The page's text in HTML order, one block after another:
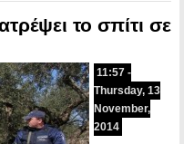
το σπίτι σε
11:57 -
Thursday, 13
November,
2014